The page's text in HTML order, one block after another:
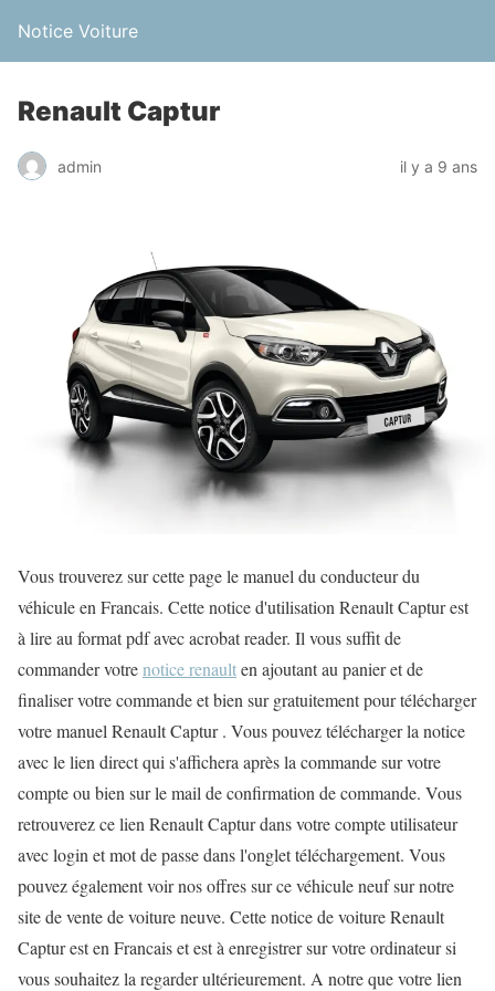
Notice Voiture
Renault Captur
admin il y a 9 ans
Vous trouverez sur cette page le manuel du conducteur du
véhicule en Francais. Cette notice d'utilisation Renault Captur est
à lire au format pdf avec acrobat reader. Il vous suffit de
commander votrenotice renaulten ajoutant au panier et de
finaliser votre commande et bien sur gratuitement pour télécharger
votre manuel Renault Captur . Vous pouvez télécharger la notice
avec le lien direct qui s'affichera après la commande sur votre
compte ou bien sur le mail de confirmation de commande. Vous
retrouverez ce lien Renault Captur dans votre compte utilisateur
avec login et mot de passe dans l'onglet téléchargement. Vous
pouvez également voir nos offres sur ce véhicule neuf sur notre
site de vente de voiture neuve. Cette notice de voiture Renault
Captur est en Francais et est à enregistrer sur votre ordinateur si
vous souhaitez la regarder ultérieurement. A notre que votre lien